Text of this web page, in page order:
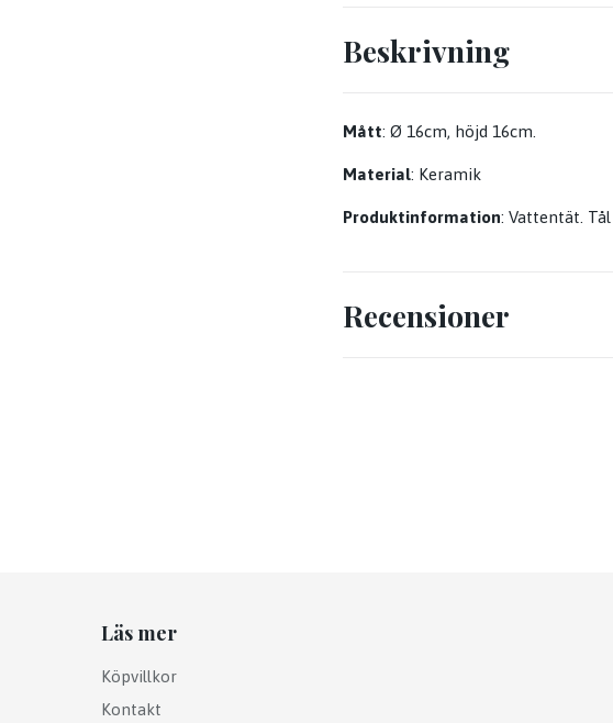
Beskrivning
Mått: Ø 16cm, höjd 16cm.
Material: Keramik
Produktinformation: Vattentät. Tål
Recensioner
Läs mer
Köpvillkor
Kontakt